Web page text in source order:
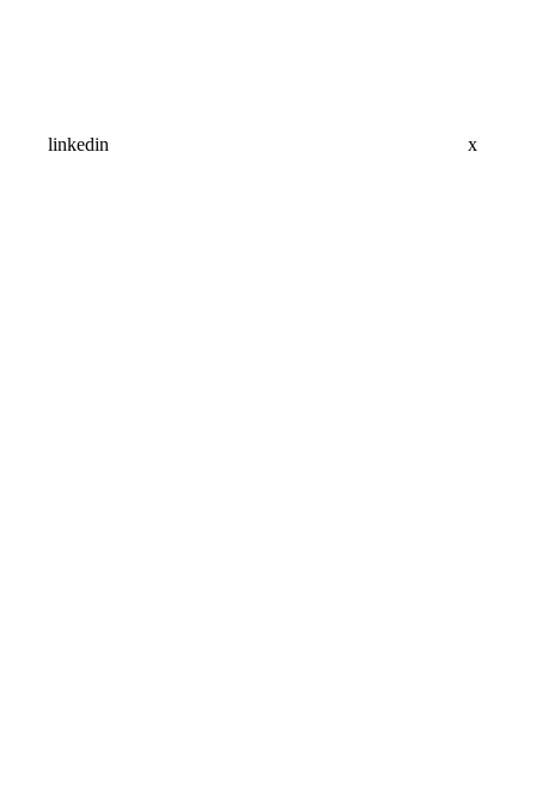
linkedin x